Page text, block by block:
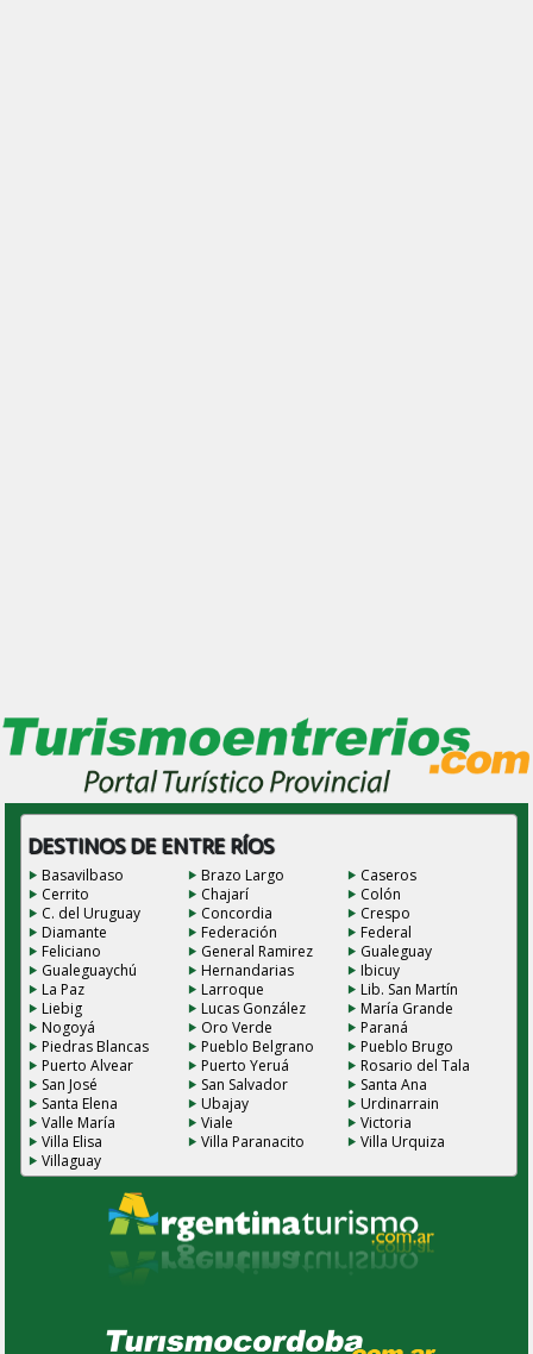
DESTINOS DE ENTRE RÍOS
Basavilbaso Brazo Largo
Caseros
Cerrito
Chajarí
Colón
C. del Uruguay
Concordia
Crespo
Diamante
Federación
Federal
Feliciano
General Ramirez
Gualeguay
Gualeguaychú
Hernandarias
Ibicuy
La Paz
Larroque
Lib. San Martín
Liebig
Lucas González
María Grande
Nogoyá
Oro Verde
Paraná
Piedras Blancas
Pueblo Belgrano
Pueblo Brugo
Puerto Alvear
Puerto Yeruá
Rosario del Tala
San José
San Salvador
Santa Ana
Santa Elena
Ubajay
Urdinarrain
Valle María
Viale
Victoria
Villa Elisa
Villa Paranacito
Villa Urquiza
Villaguay